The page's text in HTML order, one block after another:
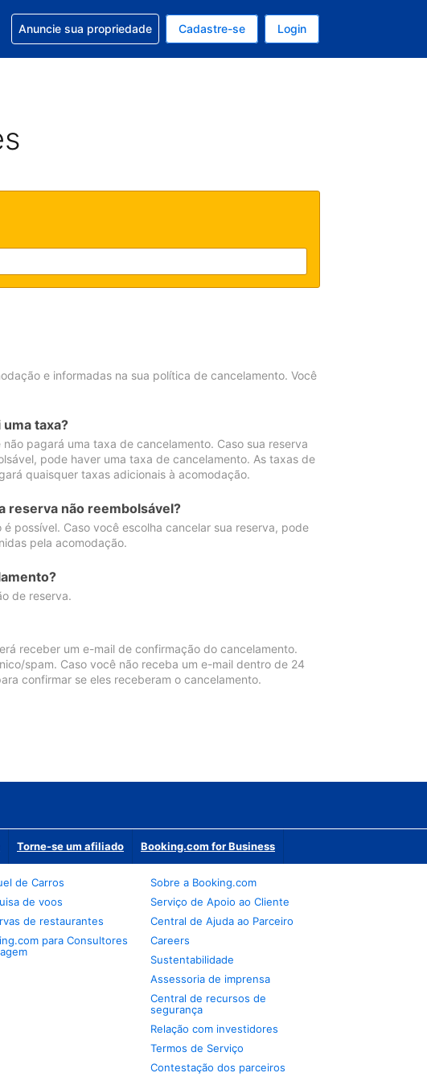
Atualmente, sua moeda é: Dólar americano
idioma. Atualmente, seu idioma é: Português (Brasil)
Receber ajuda com sua reserva
Anuncie sua propriedade Cadastre-se Login
e informadas na sua política de cancelamento. Você
taxa?
pagará uma taxa de cancelamento. Caso sua reserva
pode haver uma taxa de cancelamento. As taxas de
quaisquer taxas adicionais à acomodação.
reserva não reembolsável?
possível. Caso você escolha cancelar sua reserva, pode
pela acomodação.
de reserva.
receber um e-mail de confirmação do cancelamento.
spam. Caso você não receba um e-mail dentro de 24
confirmar se eles receberam o cancelamento.
Torne-se um afiliado Booking.com for Business
de Carros
de voos
de restaurantes
para Consultores
Sobre a Booking.com
Serviço de Apoio ao Cliente
Central de Ajuda ao Parceiro
Careers
Sustentabilidade
Assessoria de imprensa
Central de recursos de
segurança
Relação com investidores
Termos de Serviço
Contestação dos parceiros